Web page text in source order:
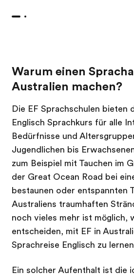
Warum einen
Australien machen?
Die EF Sprachschulen bieten
Englisch Sprachkurs für alle
Bedürfnisse und
Jugendlichen bis
zum Beispiel mit Tauchen im
der Great Ocean Road bei
bestaunen oder entspannten
Australiens traumhaften
noch vieles mehr ist möglich,
entscheiden, mit EF in
Sprachreise Englisch zu
Ein solcher Aufenthalt ist die